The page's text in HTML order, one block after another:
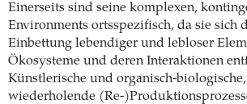
Einerseits sind seine komplexen,
Environments ortsspezifisch, da sie sich
Einbettung lebendiger und lebloser
Ökosysteme und deren Interaktionen
Künstlerische und organisch-
wiederholende (Re-